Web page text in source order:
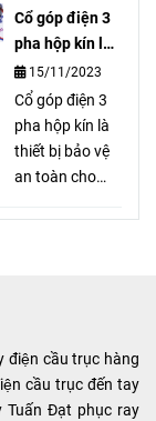
tấn, 10 tấn, …
dây cáp mang
dòng điện cao
được sử dụng
trong cầu trục,
cổng trục và
bất kỳ thiết bị di
động công
Cổ góp điện 3
pha hộp kín là
gì?15/11/2023
Cổ góp điện 3
pha hộp kín là
thiết bị bảo vệ
an toàn cho
dây ra. Lợi ích:
tiết kiệm không
gian, dễ lắp đặt
điện cầu trục hàng
cầu trục đến tay
Tuấn Đạt phục ray